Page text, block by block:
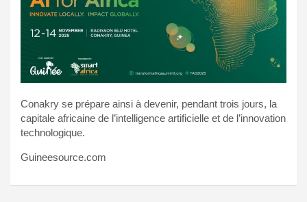
Conakry se prépare ainsi à devenir, pendant trois jours, la
capitale africaine de l’intelligence artificielle et de l’innovation
technologique.
Guineesource.com